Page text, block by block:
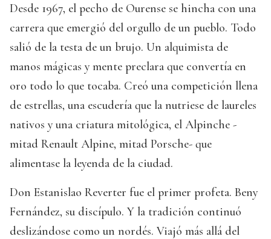
Desde 1967, el pecho de Ourense se hincha con una
carrera que emergió del orgullo de un pueblo. Todo
salió de la testa de un brujo. Un alquimista de
manos mágicas y mente preclara que convertía en
oro todo lo que tocaba. Creó una competición llena
de estrellas, una escudería que la nutriese de laureles
nativos y una criatura mitológica, el Alpinche -
mitad Renault Alpine, mitad Porsche- que
alimentase la leyenda de la ciudad.
Don Estanislao Reverter fue el primer profeta. Beny
Fernández, su discípulo. Y la tradición continuó
deslizándose como un nordés. Viajó más allá del